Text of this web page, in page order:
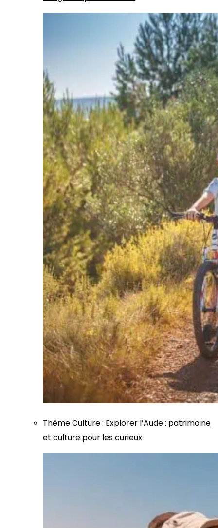
ThèmeCulture: Explorer l’Aude : patrimoine
et culture pour les curieux